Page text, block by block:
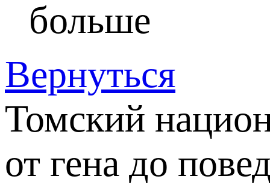
больше
Вернуться
Томский
от гена до